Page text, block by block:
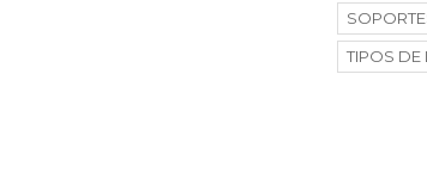
TIPOS DE